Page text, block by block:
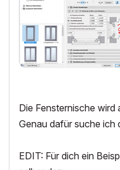
Die Fensternische wird
Genau dafür suche ich
EDIT: Für dich ein